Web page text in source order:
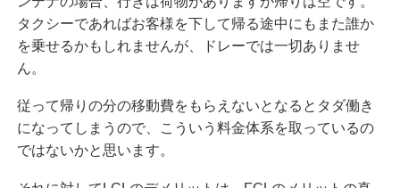
タクシーであればお客様を下して帰る途中にもまた誰か
を乗せるかもしれませんが、ドレーでは一切ありませ
ん。
従って帰りの分の移動費をもらえないとなるとタダ働き
になってしまうので、こういう料金体系を取っているの
ではないかと思います。